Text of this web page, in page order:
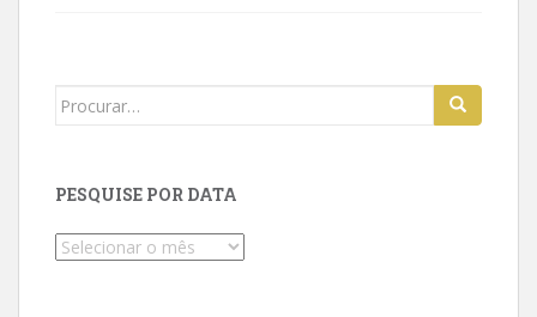
Search
PESQUISE POR DATA
Pesquise